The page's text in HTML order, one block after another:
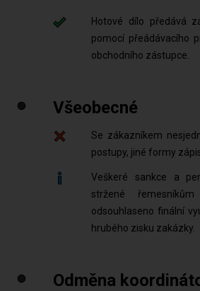
Hotové dílo předává
pomocí přeádávacího
obchodního zástupce.
Všeobecné
Se zákazníkem
postupy, jiné formy
Veškeré sankce a
stržené
odsouhlaseno finální
hrubého zisku zakázky.
Odměna